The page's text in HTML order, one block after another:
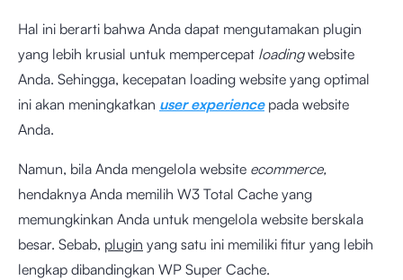
Hal ini berarti bahwa Anda dapat mengutamakan plugin
yang lebih krusial untuk mempercepat loadingwebsite
Anda. Sehingga, kecepatan loading website yang optimal
ini akan meningkatkan user experiencepada website
Anda.
Namun, bila Anda mengelola website ecommerce,
hendaknya Anda memilih W3 Total Cache yang
memungkinkan Anda untuk mengelola website berskala
besar. Sebab, plugin yang satu ini memiliki fitur yang lebih
lengkap dibandingkan WP Super Cache.